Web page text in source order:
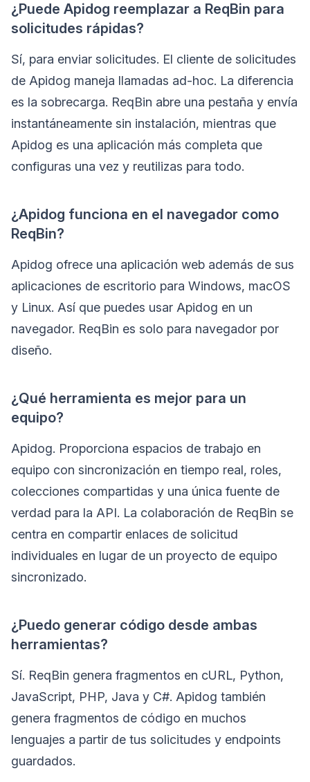
¿Puede Apidog reemplazar a ReqBin para
solicitudes rápidas?
Sí, para enviar solicitudes. El cliente de solicitudes
de Apidog maneja llamadas ad-hoc. La diferencia
es la sobrecarga. ReqBin abre una pestaña y envía
instantáneamente sin instalación, mientras que
Apidog es una aplicación más completa que
configuras una vez y reutilizas para todo.
¿Apidog funciona en el navegador como
ReqBin?
Apidog ofrece una aplicación web además de sus
aplicaciones de escritorio para Windows, macOS
y Linux. Así que puedes usar Apidog en un
navegador. ReqBin es solo para navegador por
diseño.
¿Qué herramienta es mejor para un
equipo?
Apidog. Proporciona espacios de trabajo en
equipo con sincronización en tiempo real, roles,
colecciones compartidas y una única fuente de
verdad para la API. La colaboración de ReqBin se
centra en compartir enlaces de solicitud
individuales en lugar de un proyecto de equipo
sincronizado.
¿Puedo generar código desde ambas
herramientas?
Sí. ReqBin genera fragmentos en cURL, Python,
JavaScript, PHP, Java y C#. Apidog también
genera fragmentos de código en muchos
lenguajes a partir de tus solicitudes y endpoints
guardados.